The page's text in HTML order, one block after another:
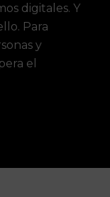
digitales. Y
Para
y
el